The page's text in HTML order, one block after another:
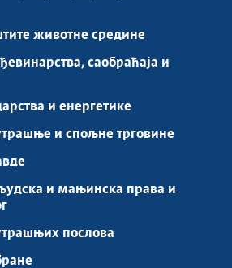
животне средине
саобраћаја и
и енергетике
и спољне трговине
и мањинска права и
послова